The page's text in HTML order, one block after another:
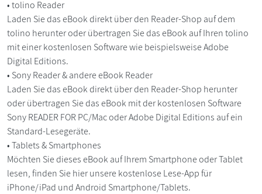
• tolino Reader
Laden Sie das eBook direkt über den Reader-Shop auf dem
tolino herunter oder übertragen Sie das eBook auf Ihren tolino
mit einer kostenlosen Software wie beispielsweise Adobe
Digital Editions.
• Sony Reader & andere eBook Reader
Laden Sie das eBook direkt über den Reader-Shop herunter
oder übertragen Sie das eBook mit der kostenlosen Software
Sony READER FOR PC/Mac oder Adobe Digital Editions auf ein
Standard-Lesegeräte.
• Tablets & Smartphones
Möchten Sie dieses eBook auf Ihrem Smartphone oder Tablet
lesen, finden Sie hier unsere kostenlose Lese-App für
iPhone/iPad und Android Smartphone/Tablets.